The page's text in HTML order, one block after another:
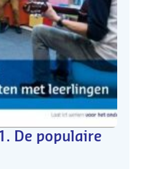
De populaire